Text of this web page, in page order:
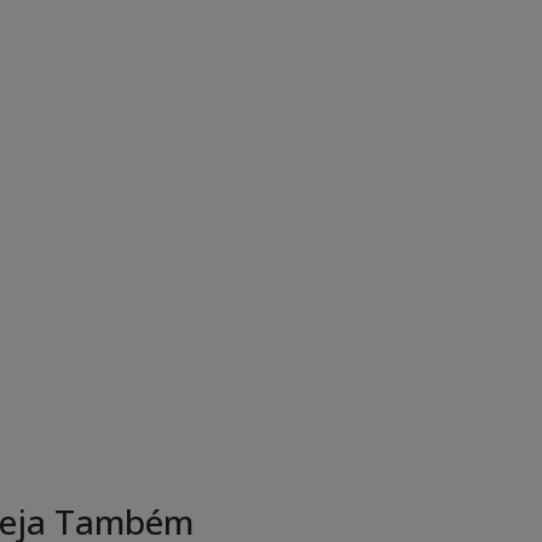
Também